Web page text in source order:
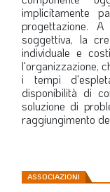
implicitamente
progettazione.
soggettiva, la
individuale e
l'organizzazione,
i tempi
disponibilità di
soluzione di
raggiungimento
ASSOCIAZIONI